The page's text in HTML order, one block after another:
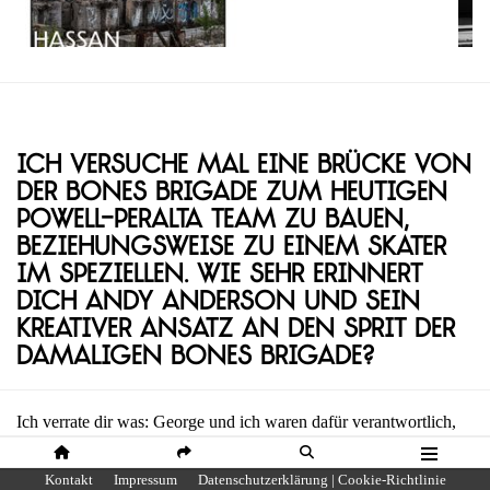
HOME SHARE SUCHE MENÜ
Ich versuche mal eine Brücke von
der Bones Brigade zum heutigen
Powell-Peralta Team zu bauen,
beziehungsweise zu einem Skater
im Speziellen. Wie sehr erinnert
dich Andy Anderson und sein
kreativer Ansatz an den Sprit der
damaligen Bones Brigade?
Ich verrate dir was: George und ich waren dafür verantwortlich,
dass Andy bei Powell-Peralta gelandet ist. Die Team Manager
wollten ihn nicht dabeihaben, nicht mal die Fahrer selbst wollten
Kontakt Impressum Datenschutzerklärung | Cookie-Richtlinie